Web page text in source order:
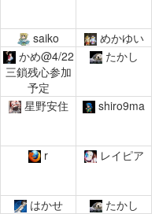
saiko
めかゆい
かめ@4/22
三鎖残心参加
予定
たかし
星野安住 shiro9ma
r レイピア
はかせ
たかし